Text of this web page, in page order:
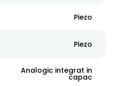
Piezo
Piezo
Analogic integrat in
capac